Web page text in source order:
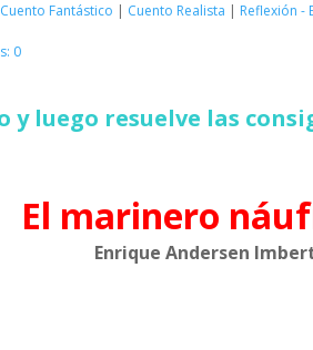
Cuento Fantástico | Cuento Realista | Reflexión -
0
luego resuelve las
El marinero
Enrique Andersen